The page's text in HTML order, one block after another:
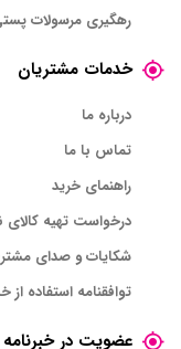
رهگیری مرسولات
خدمات مشتریان
درباره ما
تماس با ما
راهنمای خرید
درخواست تهیه کالای
شکایات و صدای
توافقنامه استفاده از
عضویت در خبرنامه